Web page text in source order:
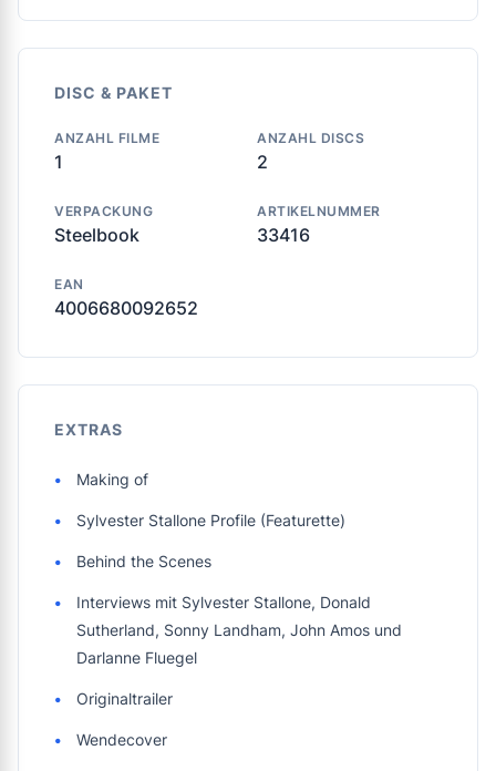
DISC & PAKET
ANZAHL FILME
1
ANZAHL DISCS
2
VERPACKUNG
Steelbook
ARTIKELNUMMER
33416
EAN
4006680092652
EXTRAS
Making of
Sylvester Stallone Profile (Featurette)
Behind the Scenes
Interviews mit Sylvester Stallone, Donald
Sutherland, Sonny Landham, John Amos und
Darlanne Fluegel
Originaltrailer
Wendecover